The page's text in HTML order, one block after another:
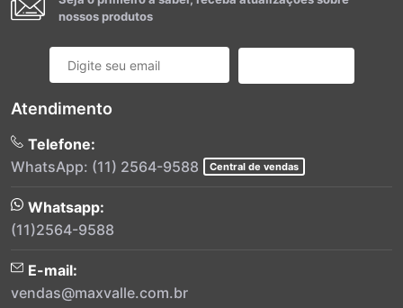
nossos produtos
Atendimento
Telefone:
WhatsApp: (11) 2564-9588
Central de vendas
Whatsapp:
(11)2564-9588
E-mail:
vendas@maxvalle.com.br